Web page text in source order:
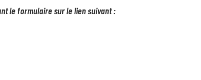
le formulaire sur le lien suivant :